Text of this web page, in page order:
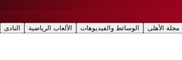
النادى الألعاب الرياضية الوسائط والفيديوهات مجلة الأهلى